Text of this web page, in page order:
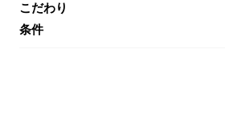
こだわり
条件